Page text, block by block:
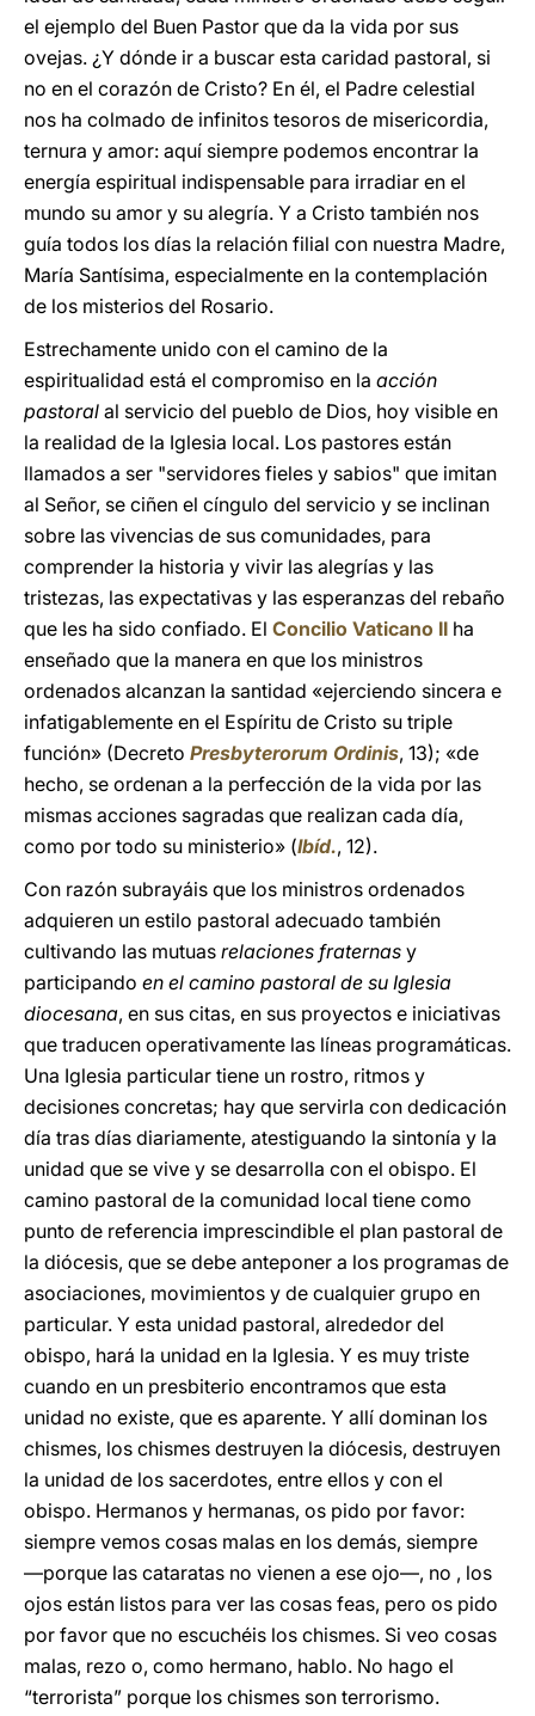
el ejemplo del Buen Pastor que da la vida por sus
ovejas. ¿Y dónde ir a buscar esta caridad pastoral, si
no en el corazón de Cristo? En él, el Padre celestial
nos ha colmado de infinitos tesoros de misericordia,
ternura y amor: aquí siempre podemos encontrar la
energía espiritual indispensable para irradiar en el
mundo su amor y su alegría. Y a Cristo también nos
guía todos los días la relación filial con nuestra Madre,
María Santísima, especialmente en la contemplación
de los misterios del Rosario.
Estrechamente unido con el camino de la
espiritualidad está el compromiso en la acción
pastoral al servicio del pueblo de Dios, hoy visible en
la realidad de la Iglesia local. Los pastores están
llamados a ser "servidores fieles y sabios" que imitan
al Señor, se ciñen el cíngulo del servicio y se inclinan
sobre las vivencias de sus comunidades, para
comprender la historia y vivir las alegrías y las
tristezas, las expectativas y las esperanzas del rebaño
que les ha sido confiado. El Concilio Vaticano II ha
enseñado que la manera en que los ministros
ordenados alcanzan la santidad «ejerciendo sincera e
infatigablemente en el Espíritu de Cristo su triple
función» (Decreto Presbyterorum Ordinis, 13); «de
hecho, se ordenan a la perfección de la vida por las
mismas acciones sagradas que realizan cada día,
como por todo su ministerio» (Ibíd., 12).
Con razón subrayáis que los ministros ordenados
adquieren un estilo pastoral adecuado también
cultivando las mutuas relaciones fraternas y
participando en el camino pastoral de su Iglesia
diocesana, en sus citas, en sus proyectos e iniciativas
que traducen operativamente las líneas programáticas.
Una Iglesia particular tiene un rostro, ritmos y
decisiones concretas; hay que servirla con dedicación
día tras días diariamente, atestiguando la sintonía y la
unidad que se vive y se desarrolla con el obispo. El
camino pastoral de la comunidad local tiene como
punto de referencia imprescindible el plan pastoral de
la diócesis, que se debe anteponer a los programas de
asociaciones, movimientos y de cualquier grupo en
particular. Y esta unidad pastoral, alrededor del
obispo, hará la unidad en la Iglesia. Y es muy triste
cuando en un presbiterio encontramos que esta
unidad no existe, que es aparente. Y allí dominan los
chismes, los chismes destruyen la diócesis, destruyen
la unidad de los sacerdotes, entre ellos y con el
obispo. Hermanos y hermanas, os pido por favor:
siempre vemos cosas malas en los demás, siempre
―porque las cataratas no vienen a ese ojo―, no , los
ojos están listos para ver las cosas feas, pero os pido
por favor que no escuchéis los chismes. Si veo cosas
malas, rezo o, como hermano, hablo. No hago el
“terrorista” porque los chismes son terrorismo.